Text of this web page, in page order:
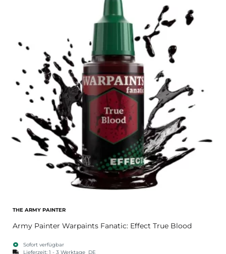
THE ARMY PAINTER
Army Painter Warpaints Fanatic: Effect True Blood
Sofort verfügbar
Lieferzeit: 1 - 3 Werktage DE